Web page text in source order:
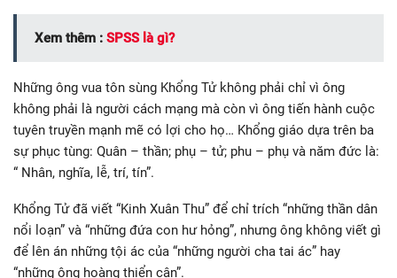
Xem thêm : SPSS là gì?
Những ông vua tôn sùng Khổng Tử không phải chỉ vì ông
không phải là người cách mạng mà còn vì ông tiến hành cuộc
tuyên truyền mạnh mẽ có lợi cho họ… Khổng giáo dựa trên ba
sự phục tùng: Quân – thần; phụ – tử; phu – phụ và năm đức là:
“ Nhân, nghĩa, lễ, trí, tín”.
Khổng Tử đã viết “Kinh Xuân Thu” để chỉ trích “những thần dân
nổi loạn” và “những đứa con hư hỏng”, nhưng ông không viết gì
để lên án những tội ác của “những người cha tai ác” hay
“những ông hoàng thiển cận”.